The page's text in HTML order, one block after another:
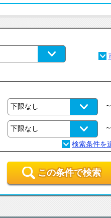
この条件で検索